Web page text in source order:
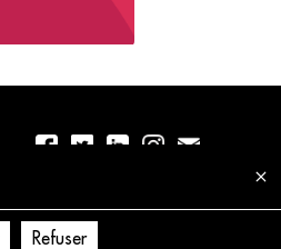
Refuser